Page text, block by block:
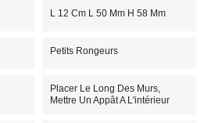
L 12 Cm L 50 Mm H 58 Mm
Petits Rongeurs
Placer Le Long Des Murs,
Mettre Un Appât A L'intérieur